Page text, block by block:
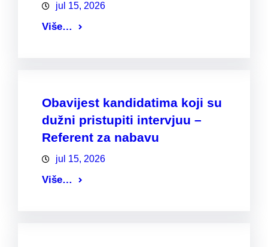
jul 15, 2026
Više…
Obavijest kandidatima koji su
dužni pristupiti intervjuu –
Referent za nabavu
jul 15, 2026
Više…